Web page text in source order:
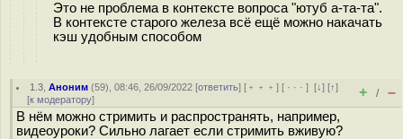
Это не проблема в контексте вопроса "ютуб а-та-та".
В контексте старого железа всё ещё можно накачать
кэш удобным способом
1.3 ,Аноним (59), 08:46, 26/09/2022 [ответить] [ ﹢﹢﹢] [ · · ·][↓] [↑]
[к модератору] + / –
В нём можно стримить и распространять, например,
видеоуроки? Сильно лагает если стримить вживую?